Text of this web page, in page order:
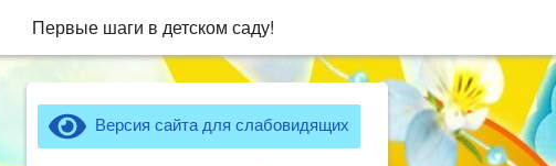
Первые шаги в детском саду!
Версия сайта для слабовидящих